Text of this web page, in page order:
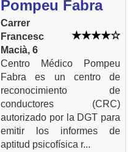
Pompeu Fabra
Carrer
Francesc
Macià, 6
Centro Médico Pompeu
Fabra es un centro de
reconocimiento de
conductores (CRC)
autorizado por la DGT para
emitir los informes de
aptitud psicofísica r...